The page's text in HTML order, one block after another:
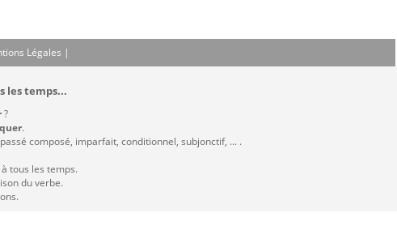
Légales |
les temps...
?
.
composé, imparfait, conditionnel, subjonctif, ... .
tous les temps.
du verbe.